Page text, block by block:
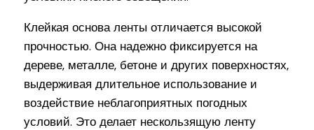
Клейкая основа ленты отличается высокой
прочностью. Она надежно фиксируется на
дереве, металле, бетоне и других поверхностях,
выдерживая длительное использование и
воздействие неблагоприятных погодных
условий. Это делает нескользящую ленту